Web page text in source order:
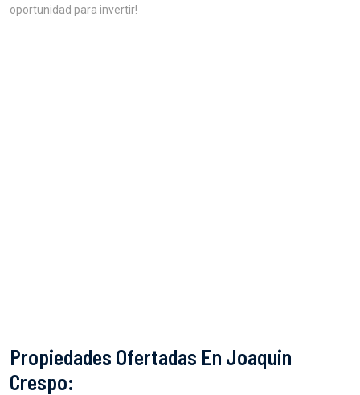
oportunidad para invertir!
Propiedades Ofertadas En Joaquin
Crespo: